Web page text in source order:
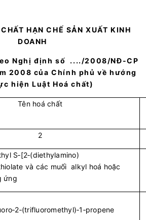
HẠN CHẾ SẢN XUẤT KINH
DOANH
Nghị định số ..../2008/NĐ-CP
của Chính phủ về hướng
hiện Luật Hoá chất)
Tên hoá chất
2
S‑[2‑(diethylamino)
và các muối alkyl hoá hoặc
ứng